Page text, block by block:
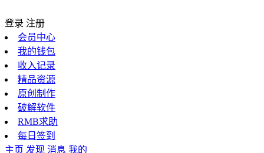
登录 注册
会员中心
我的钱包
收入记录
精品资源
原创制作
破解软件
RMB求助
每日签到
主页 发现 消息 我的